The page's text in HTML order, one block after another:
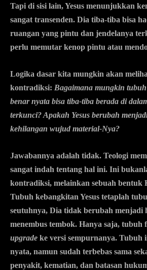
Tapi di sisi lain, Yesus menunjukkan
sangat transenden. Dia tiba-tiba bisa
ruangan yang pintu dan jendelanya
perlu memutar kenop pintu atau
Logika dasar kita mungkin akan
kontradiksi: Bagaimana mungkin
benar nyata bisa tiba-tiba berada di
terkunci? Apakah Yesus berubah
kehilangan wujud material-Nya?
Jawabannya adalah tidak. Teologi
sangat indah tentang hal ini. Ini
kontradiksi, melainkan sebuah bentuk
Tubuh kebangkitan Yesus tetaplah
seutuhnya, Dia tidak berubah menjadi
menembus tembok. Hanya saja, tubuh
upgrade ke versi sempurnanya. Tubuh
nyata, namun sudah terbebas sama
penyakit, kematian, dan batasan